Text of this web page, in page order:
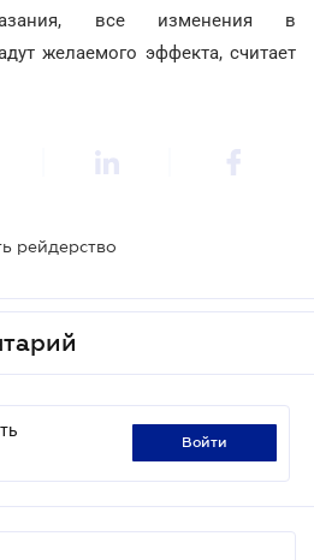
все изменения в
желаемого эффекта, считает
рейдерство
войти